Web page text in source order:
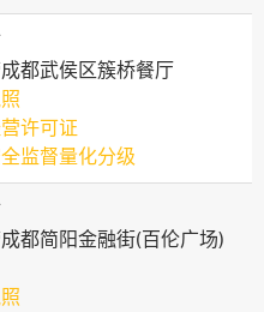
都武侯区簇桥餐厅
许可证
监督量化分级
都简阳金融街(百伦广场)